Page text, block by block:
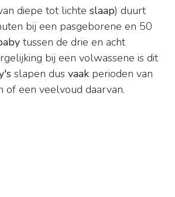
diepe tot lichte slaap) duurt
bij een pasgeborene en 50
tussen de drie en acht
bij een volwassene is dit
slapen dus vaak perioden van
een veelvoud daarvan.